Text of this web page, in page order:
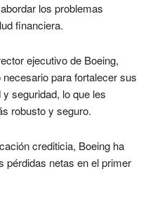
los problemas
financiera.
ejecutivo de Boeing,
para fortalecer sus
seguridad, lo que les
robusto y seguro.
crediticia, Boeing ha
pérdidas netas en el primer